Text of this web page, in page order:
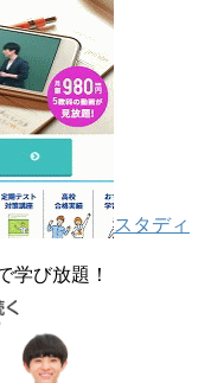
スタディ
学び放題！